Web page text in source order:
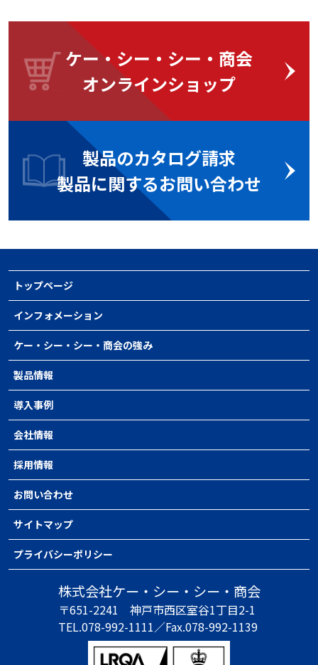
ケー・シー・シー・商会
オンラインショップ
製品のカタログ請求
製品に関するお問い合わせ
トップページ
インフォメーション
ケー・シー・シー・商会の強み
製品情報
導入事例
会社情報
採用情報
お問い合わせ
サイトマップ
プライバシーポリシー
株式会社ケー・シー・シー・商会
〒651-2241 神戸市西区室谷1丁目2-1
TEL.078-992-1111／Fax.078-992-1139